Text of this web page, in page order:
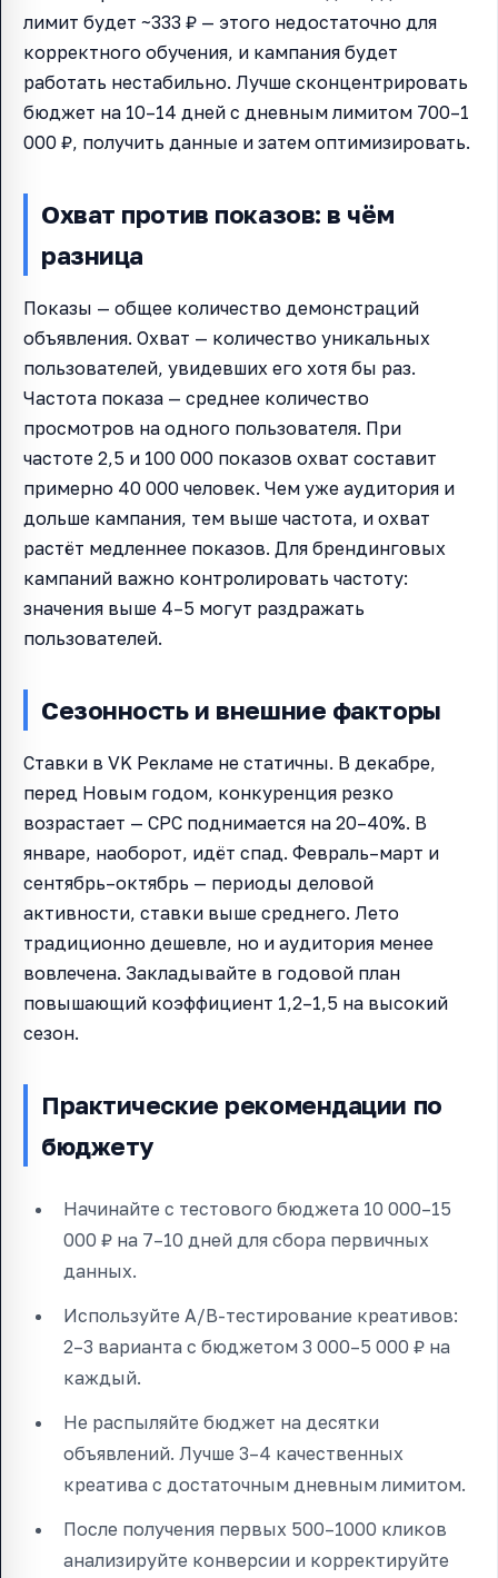
лимит будет ~333 ₽ — этого недостаточно для
корректного обучения, и кампания будет
работать нестабильно. Лучше сконцентрировать
бюджет на 10–14 дней с дневным лимитом 700–1
000 ₽, получить данные и затем оптимизировать.
Охват против показов: в чём
разница
Показы — общее количество демонстраций
объявления. Охват — количество уникальных
пользователей, увидевших его хотя бы раз.
Частота показа — среднее количество
просмотров на одного пользователя. При
частоте 2,5 и 100 000 показов охват составит
примерно 40 000 человек. Чем уже аудитория и
дольше кампания, тем выше частота, и охват
растёт медленнее показов. Для брендинговых
кампаний важно контролировать частоту:
значения выше 4–5 могут раздражать
пользователей.
Сезонность и внешние факторы
Ставки в VK Рекламе не статичны. В декабре,
перед Новым годом, конкуренция резко
возрастает — CPC поднимается на 20–40%. В
январе, наоборот, идёт спад. Февраль–март и
сентябрь–октябрь — периоды деловой
активности, ставки выше среднего. Лето
традиционно дешевле, но и аудитория менее
вовлечена. Закладывайте в годовой план
повышающий коэффициент 1,2–1,5 на высокий
сезон.
Практические рекомендации по
бюджету
Начинайте с тестового бюджета 10 000–15
000 ₽ на 7–10 дней для сбора первичных
данных.
Используйте A/B-тестирование креативов:
2–3 варианта с бюджетом 3 000–5 000 ₽ на
каждый.
Не распыляйте бюджет на десятки
объявлений. Лучше 3–4 качественных
креатива с достаточным дневным лимитом.
После получения первых 500–1000 кликов
анализируйте конверсии и корректируйте